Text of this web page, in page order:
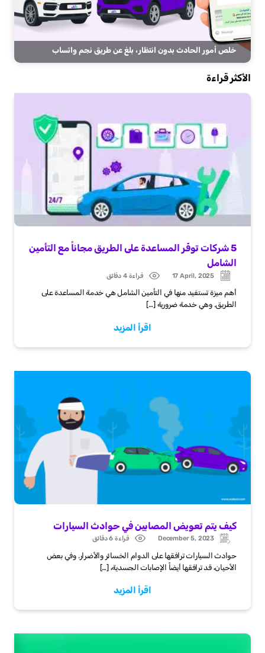
خلص أمور الحادث بدون انتظار، بلغ عن طريق نجم واتساب
الأكثر قراءة
5 شركات توفّر المساعدة على الطريق مجاناً مع التأمين
الشامل
Post
date
17 April, 2025
Post
date
قراءة 4 دقائق
أهم ميزة تستفيد منها في التأمين الشامل هي خدمة المساعدة على
الطريق. وهي خدمة ضرورية […]
اقرأ المزيد
كيف يتم تعويض المصابين في حوادث السيارات
Updated:
December 5, 2023
Post
date
قراءة 6 دقائق
حوادث السيارات ترافقها على الدوام الخسائر والأضرار. وفي بعض
الأحيان، قد ترافقها أيضاً الإصابات الجسدية، […]
اقرأ المزيد